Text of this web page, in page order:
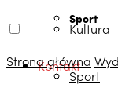
Sport
Kontakt
Kultura
Sport
Strona główna